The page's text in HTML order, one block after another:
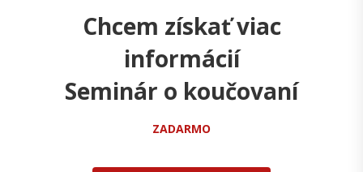
Chcem získať viac
informácií
Seminár o koučovaní
ZADARMO